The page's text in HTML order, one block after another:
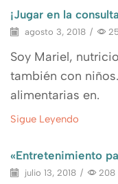
¡Jugar en la
agosto 3, 2018 /
Soy Mariel,
también con
alimentarias en.
Sigue Leyendo
«Entretenimiento
julio 13, 2018 / 208